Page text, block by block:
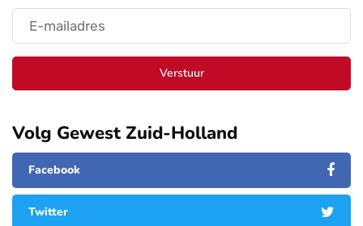
Verstuur
Volg Gewest Zuid-Holland
Facebook
Twitter